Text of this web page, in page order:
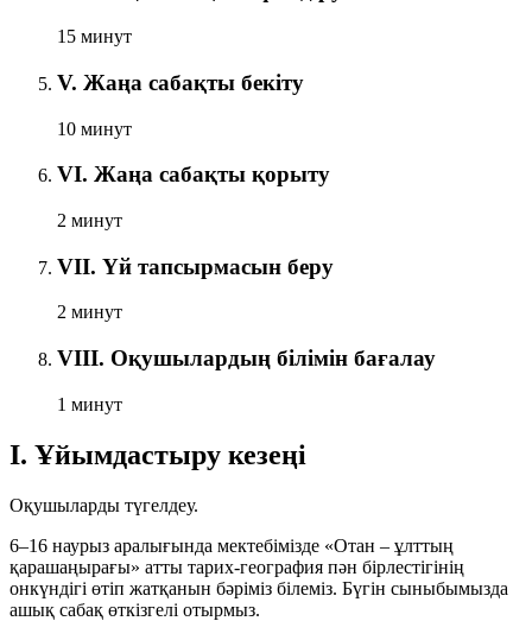
15 минут
V. Жаңа сабақты бекіту
10 минут
VI. Жаңа сабақты қорыту
2 минут
VII. Үй тапсырмасын беру
2 минут
VIII. Оқушылардың білімін бағалау
1 минут
I. Ұйымдастыру кезеңі
Оқушыларды түгелдеу.
6–16 наурыз аралығында мектебімізде «Отан – ұлттың
қарашаңырағы» атты тарих-география пән бірлестігінің
онкүндігі өтіп жатқанын бәріміз білеміз. Бүгін сыныбымызда
ашық сабақ өткізгелі отырмыз.